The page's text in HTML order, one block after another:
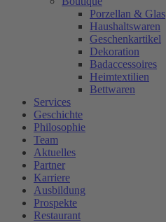
Porzellan & Glas
Haushaltswaren
Geschenkartikel
Dekoration
Badaccessoires
Heimtextilien
Bettwaren
Services
Geschichte
Philosophie
Team
Aktuelles
Partner
Karriere
Ausbildung
Prospekte
Restaurant